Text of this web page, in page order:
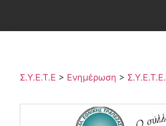
Σ.Υ.Ε.Τ.Ε > Ενημέρωση > Σ.Υ.Ε.Τ.Ε.